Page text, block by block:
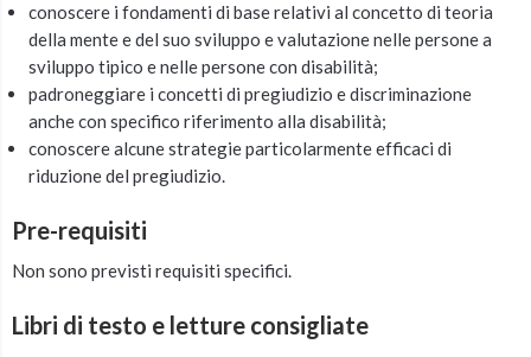
conoscere i fondamenti di base relativi al concetto di teoria
della mente e del suo sviluppo e valutazione nelle persone a
sviluppo tipico e nelle persone con disabilità;
padroneggiare i concetti di pregiudizio e discriminazione
anche con specifico riferimento alla disabilità;
conoscere alcune strategie particolarmente efficaci di
riduzione del pregiudizio.
Pre-requisiti
Non sono previsti requisiti specifici.
Libri di testo e letture consigliate